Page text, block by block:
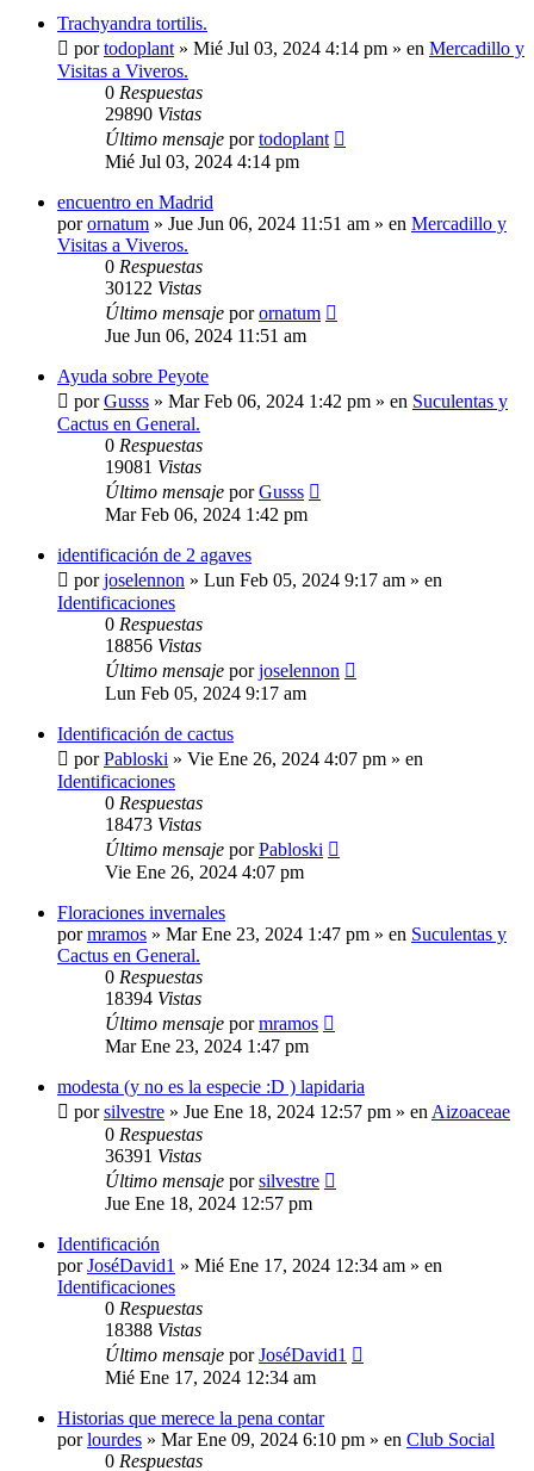
Trachyandra tortilis.
portodoplant » Mié Jul 03, 2024 4:14 pm » en Mercadillo y
Visitas a Viveros.
0 Respuestas
29890 Vistas
Último mensaje portodoplant
Mié Jul 03, 2024 4:14 pm
encuentro en Madrid
porornatum » Jue Jun 06, 2024 11:51 am » en Mercadillo y
Visitas a Viveros.
0 Respuestas
30122 Vistas
Último mensaje porornatum
Jue Jun 06, 2024 11:51 am
Ayuda sobre Peyote
porGusss » Mar Feb 06, 2024 1:42 pm » en Suculentas y
Cactus en General.
0 Respuestas
19081 Vistas
Último mensaje porGusss
Mar Feb 06, 2024 1:42 pm
identificación de 2 agaves
porjoselennon » Lun Feb 05, 2024 9:17 am » en
Identificaciones
0 Respuestas
18856 Vistas
Último mensaje porjoselennon
Lun Feb 05, 2024 9:17 am
Identificación de cactus
porPabloski » Vie Ene 26, 2024 4:07 pm » en
Identificaciones
0 Respuestas
18473 Vistas
Último mensaje porPabloski
Vie Ene 26, 2024 4:07 pm
Floraciones invernales
pormramos » Mar Ene 23, 2024 1:47 pm » en Suculentas y
Cactus en General.
0 Respuestas
18394 Vistas
Último mensaje pormramos
Mar Ene 23, 2024 1:47 pm
modesta (y no es la especie :D ) lapidaria
porsilvestre » Jue Ene 18, 2024 12:57 pm » en Aizoaceae
0 Respuestas
36391 Vistas
Último mensaje porsilvestre
Jue Ene 18, 2024 12:57 pm
Identificación
porJoséDavid1 » Mié Ene 17, 2024 12:34 am » en
Identificaciones
0 Respuestas
18388 Vistas
Último mensaje porJoséDavid1
Mié Ene 17, 2024 12:34 am
Historias que merece la pena contar
porlourdes » Mar Ene 09, 2024 6:10 pm » en Club Social
0 Respuestas